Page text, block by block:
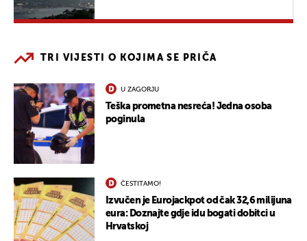
TRI VIJESTI O KOJIMA SE PRIČA
U ZAGORJU
Teška prometna nesreća! Jedna osoba
poginula
ČESTITAMO!
Izvučen je Eurojackpot od čak 32,6 milijuna
eura: Doznajte gdje idu bogati dobitci u
Hrvatskoj